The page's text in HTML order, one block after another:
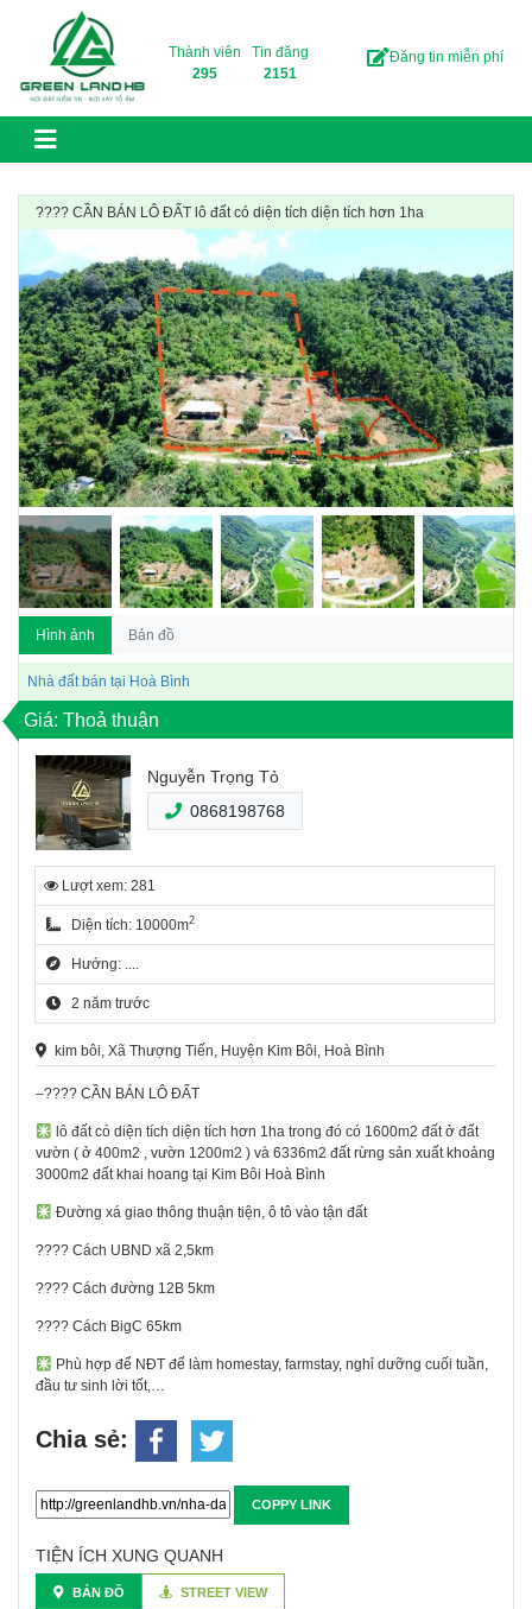
Skip to content
Thành viên
295
Tin đăng
2151
Đăng tin miễn phí
???? CẦN BÁN LÔ ĐẤT lô đất có diện tích diện tích hơn 1ha
Hình ảnh Bản đồ
Nhà đất bán tại Hoà Bình
Giá: Thoả thuận
Nguyễn Trọng Tỏ
0868198768
Lượt xem: 281
Diện tích: 10000m2
Hướng: ....
2 năm trước
kim bôi, Xã Thượng Tiến, Huyện Kim Bôi, Hoà Bình
–???? CẦN BÁN LÔ ĐẤT
lô đất có diện tích diện tích hơn 1ha trong đó có 1600m2 đất ở đất
vườn ( ở 400m2 , vườn 1200m2 ) và 6336m2 đất rừng sản xuất khoảng
3000m2 đất khai hoang tại Kim Bôi Hoà Bình
Đường xá giao thông thuận tiện, ô tô vào tận đất
???? Cách UBND xã 2,5km
???? Cách đường 12B 5km
???? Cách BigC 65km
Phù hợp để NĐT để làm homestay, farmstay, nghỉ dưỡng cuối tuần,
đầu tư sinh lời tốt,…
Chia sẻ:
COPPY LINK
TIỆN ÍCH XUNG QUANH
BẢN ĐỒ STREET VIEW